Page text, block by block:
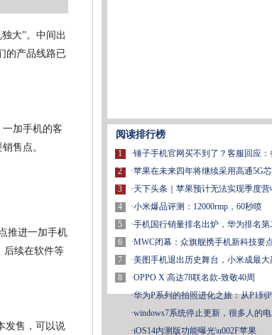
大”。中间出
的产品线路已
加手机的客
售点。
推进一加手机
后续在软件等
发售，可以说
阅读排行榜
1
2
3
4
5
6
7
8
·锤子手机官网买不到了？客服回应：
·苹果在未来四年将继续采用高通5G
·天下头条｜苹果预计无法实现季度营
·小米爆品评测：12000rmp，60秒喷
·手机国行销量排名出炉，华为排名第
·MWC闭幕：众旗舰携手机新科技要
·美图手机退出历史舞台，小米成最大
·OPPO X 高达78联名款-致敬40周
·华为P系列的拍照进化之旅：从P1到
·windows7系统停止更新，很多人的电
·iOS14内测版功能曝光\u002F苹果